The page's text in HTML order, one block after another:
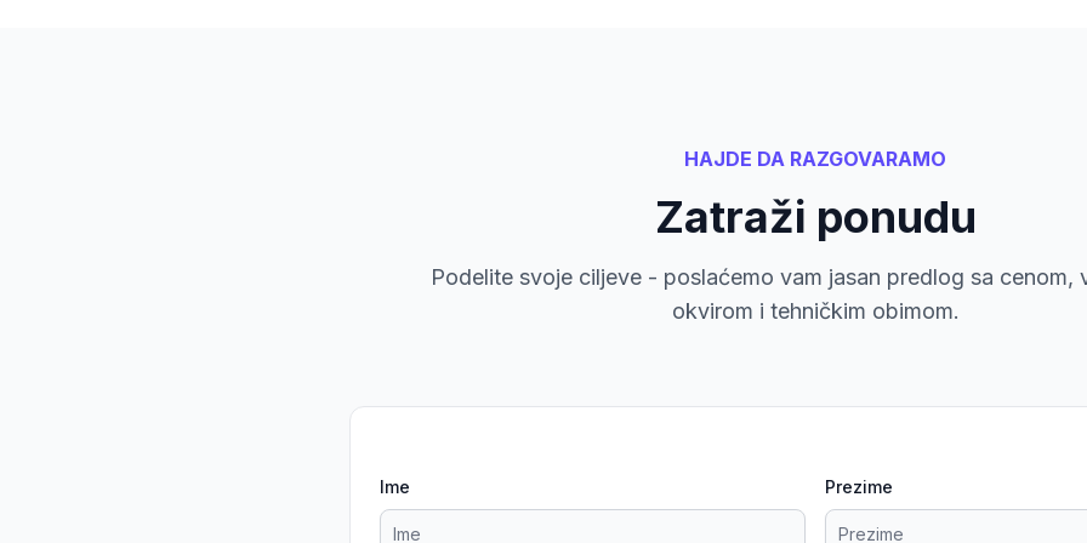
HAJDE DA RAZGOVARAMO
Zatraži ponudu
Podelite svoje ciljeve - poslaćemo vam jasan predlog sa cenom,
okvirom i tehničkim obimom.
Ime Prezime